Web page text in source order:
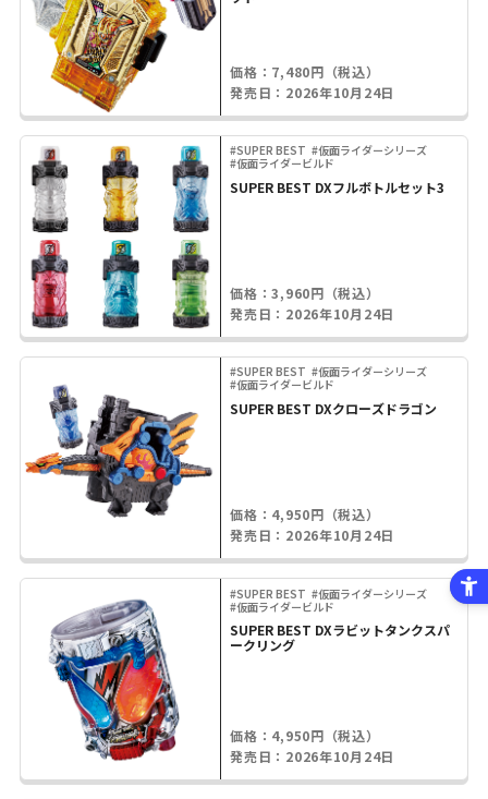
価格：7,480円（税込）
発売日：2026年10月24日
#SUPER BEST #仮面ライダーシリーズ
#仮面ライダービルド
SUPER BEST DXフルボトルセット3
価格：3,960円（税込）
発売日：2026年10月24日
#SUPER BEST #仮面ライダーシリーズ
#仮面ライダービルド
SUPER BEST DXクローズドラゴン
価格：4,950円（税込）
発売日：2026年10月24日
#SUPER BEST #仮面ライダーシリーズ
#仮面ライダービルド
SUPER BEST DXラビットタンクスパ
ークリング
価格：4,950円（税込）
発売日：2026年10月24日